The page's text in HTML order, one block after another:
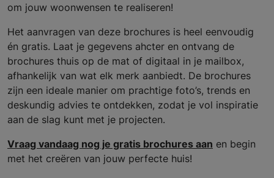
om jouw woonwensen te realiseren!
Het aanvragen van deze brochures is heel eenvoudig
én gratis. Laat je gegevens ahcter en ontvang de
brochures thuis op de mat of digitaal in je mailbox,
afhankelijk van wat elk merk aanbiedt. De brochures
zijn een ideale manier om prachtige foto’s, trends en
deskundig advies te ontdekken, zodat je vol inspiratie
aan de slag kunt met je projecten.
Vraag vandaag nog je gratis brochures aan en begin
met het creëren van jouw perfecte huis!